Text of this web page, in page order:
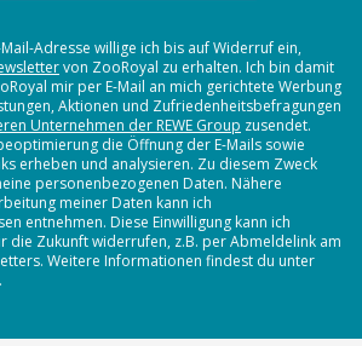
Adresse willige ich bis auf Widerruf ein,
von ZooRoyal zu erhalten. Ich bin damit
mir per E-Mail an mich gerichtete Werbung
Aktionen und Zufriedenheitsbefragungen
Unternehmen der REWE Group zusendet.
die Öffnung der E-Mails sowie
erheben und analysieren. Zu diesem Zweck
personenbezogenen Daten. Nähere
meiner Daten kann ich
entnehmen. Diese Einwilligung kann ich
die Zukunft widerrufen, z.B. per Abmeldelink am
Weitere Informationen findest du unter